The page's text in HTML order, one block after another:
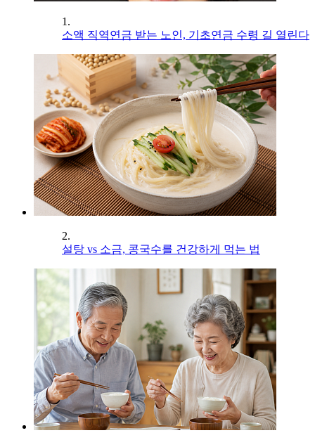
1.
소액 직역연금 받는 노인, 기초연금 수령 길 열린다
2.
설탕 vs 소금, 콩국수를 건강하게 먹는 법